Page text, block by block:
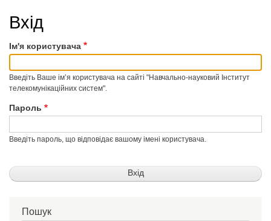
Вхід
Ім'я користувача
Введіть Ваше ім’я користувача на сайті "Навчально-науковий Інститут
телекомунікаційних систем".
Пароль
Введіть пароль, що відповідає вашому імені користувача.
Пошук